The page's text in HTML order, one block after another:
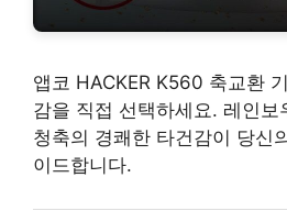
앱코 HACKER K560 축교환
감을 직접 선택하세요. 레인
청축의 경쾌한 타건감이 당신
이드합니다.